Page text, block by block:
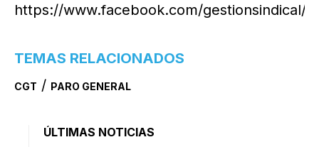
https://www.facebook.com/gestionsindical/
TEMAS RELACIONADOS
CGT / PARO GENERAL
ÚLTIMAS NOTICIAS